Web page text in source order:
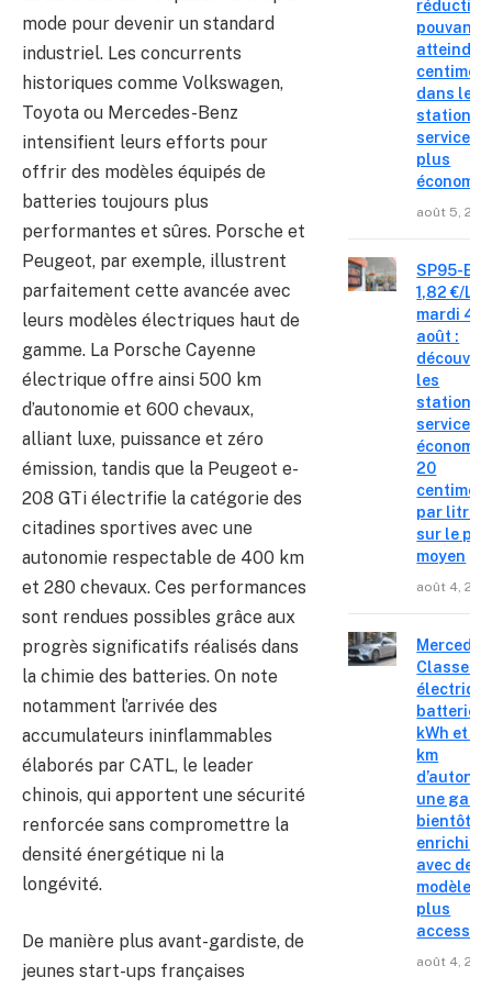
mode pour devenir un standard
industriel. Les concurrents
historiques comme Volkswagen,
Toyota ou Mercedes-Benz
intensifient leurs efforts pour
offrir des modèles équipés de
batteries toujours plus
performantes et sûres. Porsche et
Peugeot, par exemple, illustrent
parfaitement cette avancée avec
leurs modèles électriques haut de
gamme. La Porsche Cayenne
électrique offre ainsi 500 km
d’autonomie et 600 chevaux,
alliant luxe, puissance et zéro
émission, tandis que la Peugeot e-
208 GTi électrifie la catégorie des
citadines sportives avec une
autonomie respectable de 400 km
et 280 chevaux. Ces performances
sont rendues possibles grâce aux
progrès significatifs réalisés dans
la chimie des batteries. On note
notamment l’arrivée des
accumulateurs ininflammables
élaborés par CATL, le leader
chinois, qui apportent une sécurité
renforcée sans compromettre la
densité énergétique ni la
longévité.
De manière plus avant-gardiste, de
jeunes start-ups françaises
réduction
pouvant
atteindre
centimes
dans les
stations-
service
plus
août 5,
SP95-E10
1,82 €/L
mardi 4
août :
les
stations-
service où
20
centimes
par litre
sur le prix
moyen
août 4,
Mercedes
Classe C
batterie
kWh et
km
une
bientôt
enrichie
avec des
modèles
plus
août 4,